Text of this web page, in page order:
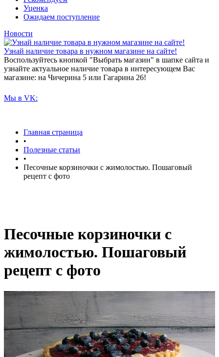
Уценка
Ожидаем поступление
Новости
Узнай наличие товара в нужном магазине на сайте!
Воспользуйтесь кнопкой "Выбрать магазин" в шапке сайта и
узнайте актуальное наличие товара в интересующем Вас
магазине: на Чичерина 5 или Гагарина 26!
Мы в VK:
Главная страница
•
Полезные статьи
•
Песочные корзиночки с жимолостью. Пошаговый
рецепт с фото
Песочные корзиночки с
жимолостью. Пошаговый
рецепт с фото